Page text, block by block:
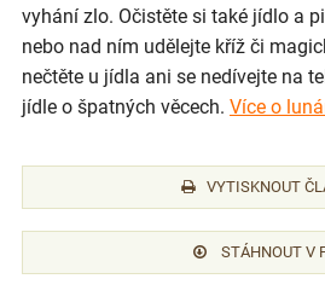
vyhání zlo. Očistěte si také jídlo a
nebo nad ním udělejte kříž či
nečtěte u jídla ani se nedívejte na
jídle o špatných věcech. Více o
VYTISKNOUT
STÁHNOUT V